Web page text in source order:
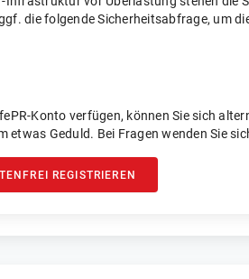
die folgende Sicherheitsabfrage, um
Konto verfügen, können Sie sich
etwas Geduld. Bei Fragen wenden Sie
REGISTRIEREN